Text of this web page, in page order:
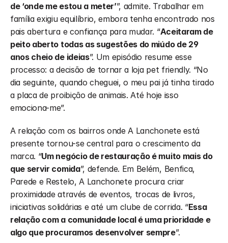
de ‘onde me estou a meter’”, admite. Trabalhar em
família exigiu equilíbrio, embora tenha encontrado nos
pais abertura e confiança para mudar. “Aceitaram de
peito aberto todas as sugestões do miúdo de 29
anos cheio de ideias”. Um episódio resume esse
processo: a decisão de tornar a loja pet friendly. “No
dia seguinte, quando cheguei, o meu pai já tinha tirado
a placa de proibição de animais. Até hoje isso
emociona-me”.
A relação com os bairros onde A Lanchonete está
presente tornou-se central para o crescimento da
marca. “Um negócio de restauração é muito mais do
que servir comida”, defende. Em Belém, Benfica,
Parede e Restelo, A Lanchonete procura criar
proximidade através de eventos, trocas de livros,
iniciativas solidárias e até um clube de corrida. “Essa
relação com a comunidade local é uma prioridade e
algo que procuramos desenvolver sempre”.